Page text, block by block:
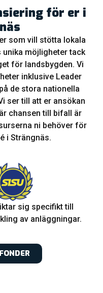
för er i
som vill stötta lokala
unika möjligheter tack
för landsbygden. Vi
inklusive Leader
de stora nationella
ser till att er ansökan
chansen till bifall är
ni behöver för
i Strängnäs.
sig specifikt till
av anläggningar.